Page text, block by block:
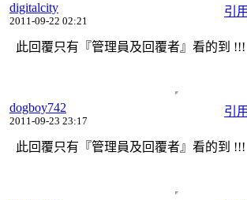
引用
digitalcity
2011-09-22 02:21
此回覆只有『管理員及回覆者』看的到 !!!
引用
dogboy742
2011-09-23 23:17
此回覆只有『管理員及回覆者』看的到 !!!